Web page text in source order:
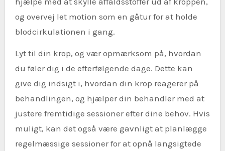
og overvej let motion som en gåtur for at holde
blodcirkulationen i gang.
Lyt til din krop, og vær opmærksom på, hvordan
du føler dig i de efterfølgende dage. Dette kan
give dig indsigt i, hvordan din krop reagerer på
behandlingen, og hjælper din behandler med at
justere fremtidige sessioner efter dine behov. Hvis
muligt, kan det også være gavnligt at planlægge
regelmæssige sessioner for at opnå langsigtede